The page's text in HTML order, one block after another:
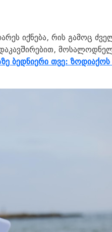
იქნება, რის გამოც
ბედნიერი თვე: ზოდიაქოს